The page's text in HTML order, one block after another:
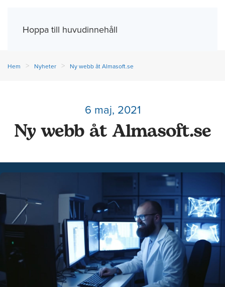
Hoppa till huvudinnehåll
Hem Nyheter Ny webb åt Almasoft.se
6 maj, 2021
Ny webb åt Almasoft.se